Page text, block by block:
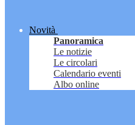
Novità
Panoramica
Le notizie
Le circolari
Calendario eventi
Albo online